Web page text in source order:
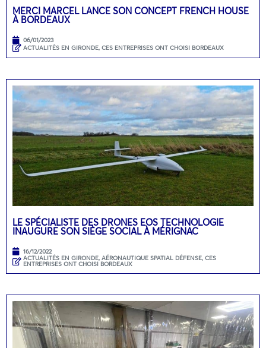
MERCI MARCEL LANCE SON CONCEPT FRENCH HOUSE
À BORDEAUX
06/01/2023
ACTUALITÉS EN GIRONDE, CES ENTREPRISES ONT CHOISI BORDEAUX
LE SPÉCIALISTE DES DRONES EOS TECHNOLOGIE
INAUGURE SON SIÈGE SOCIAL À MÉRIGNAC
16/12/2022
ACTUALITÉS EN GIRONDE, AÉRONAUTIQUE SPATIAL DÉFENSE, CES
ENTREPRISES ONT CHOISI BORDEAUX